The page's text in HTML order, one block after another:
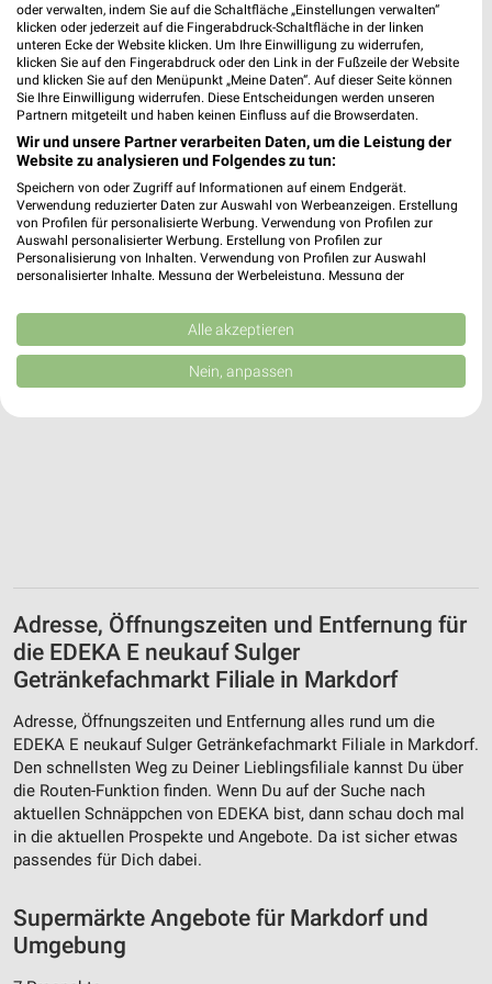
0,82 km • Angebote: 1 Prospekt
EDEKA Sulger Bermatingen
In der Breite 2
88697 Bermatingen
Heute 07:00 - 20:00 Uhr | Geöffnet
3,30 km
Adresse, Öffnungszeiten und Entfernung für
die EDEKA E neukauf Sulger
Getränkefachmarkt Filiale in Markdorf
Adresse, Öffnungszeiten und Entfernung alles rund um die
EDEKA E neukauf Sulger Getränkefachmarkt Filiale in Markdorf.
Den schnellsten Weg zu Deiner Lieblingsfiliale kannst Du über
die Routen-Funktion finden. Wenn Du auf der Suche nach
aktuellen Schnäppchen von EDEKA bist, dann schau doch mal
in die aktuellen Prospekte und Angebote. Da ist sicher etwas
passendes für Dich dabei.
Supermärkte Angebote für Markdorf und
Umgebung
oder verwalten, indem Sie auf die Schaltfläche „Einstellungen verwalten“
klicken oder jederzeit auf die Fingerabdruck-Schaltfläche in der linken
unteren Ecke der Website klicken. Um Ihre Einwilligung zu widerrufen,
klicken Sie auf den Fingerabdruck oder den Link in der Fußzeile der Website
und klicken Sie auf den Menüpunkt „Meine Daten“. Auf dieser Seite können
Sie Ihre Einwilligung widerrufen. Diese Entscheidungen werden unseren
Partnern mitgeteilt und haben keinen Einfluss auf die Browserdaten.
Wir und unsere Partner verarbeiten Daten, um die Leistung der
Website zu analysieren und Folgendes zu tun:
Speichern von oder Zugriff auf Informationen auf einem Endgerät.
Verwendung reduzierter Daten zur Auswahl von Werbeanzeigen. Erstellung
von Profilen für personalisierte Werbung. Verwendung von Profilen zur
Auswahl personalisierter Werbung. Erstellung von Profilen zur
Personalisierung von Inhalten. Verwendung von Profilen zur Auswahl
personalisierter Inhalte. Messung der Werbeleistung. Messung der
Kombinationen von Daten aus verschiedenen Quellen. Entwicklung und
Verbesserung der Angebote. Verwendung reduzierter Daten zur Auswahl
von Inhalten.
Daten können außerhalb der Europäischen Union weitergegeben und in die
Website/App.
Werbeanzeigen
Erstellung von Profilen für personalisierte
Werbung
Verwendung von Profilen zur Auswahl
personalisierter Werbung
Erstellung von Profilen zur Personalisierung
von Inhalten
Verwendung von Profilen zur Auswahl
Messung der Werbeleistung
Alle akzeptieren
Nein, anpassen